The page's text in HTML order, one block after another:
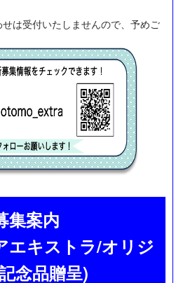
は受付いたしませんので、予めご
集案内
エキストラ/オリジ
念品贈呈)